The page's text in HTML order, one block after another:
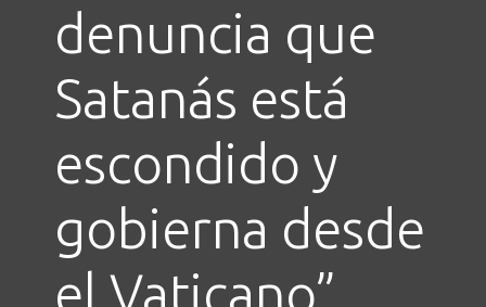
denuncia que
Satanás está
escondido y
gobierna desde
el Vaticano”